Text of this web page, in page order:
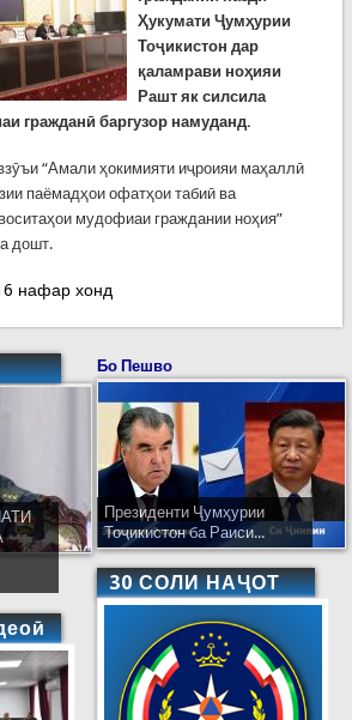
Ҳукумати Ҷумҳурии
Тоҷикистон дар
қаламрави ноҳияи
Рашт як силсила
гражданӣ баргузор намуданд.
“Амали ҳокимияти иҷроияи маҳаллӣ
паёмадҳои офатҳои табиӣ ва
мудофиаи граждании ноҳия”
дошт.
мудофиаи гражданӣ дар Рашт
нафар хонд
Бо Пешво
Президенти Ҷумҳурии
Тоҷикистон ба Раиси...
30 СОЛИ НАҶОТ